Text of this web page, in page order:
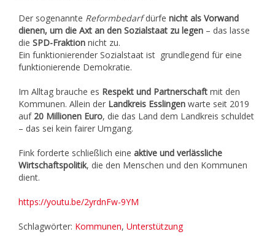
Der sogenannte Reformbedarfdürfe nicht als Vorwand
dienen, um die Axt an den Sozialstaat zu legen – das lasse
die SPD-Fraktion nicht zu.
Ein funktionierender Sozialstaat ist grundlegend für eine
funktionierende Demokratie.
Im Alltag brauche es Respekt und Partnerschaft mit den
Kommunen. Allein der Landkreis Esslingen warte seit 2019
auf 20 Millionen Euro, die das Land dem Landkreis schuldet
– das sei kein fairer Umgang.
Fink forderte schließlich eine aktive und verlässliche
Wirtschaftspolitik, die den Menschen und den Kommunen
dient.
https://youtu.be/2yrdnFw-9YM
Schlagwörter: Kommunen, Unterstützung